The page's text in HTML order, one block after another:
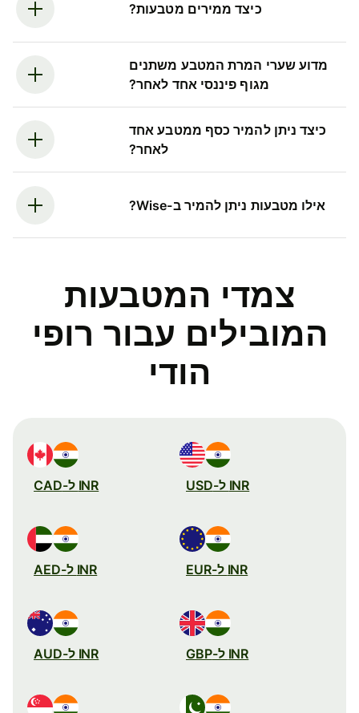
כיצד ממירים מטבעות?
מדוע שערי המרת המטבע משתנים
מגוף פיננסי אחד לאחר?
כיצד ניתן להמיר כסף ממטבע אחד
לאחר?
אילו מטבעות ניתן להמיר ב-Wise?
צמדי המטבעות
המובילים עבור רופי
הודי
INR ל-USD INR ל-CAD
INR ל-EUR INR ל-AED
INR ל-GBP INR ל-AUD